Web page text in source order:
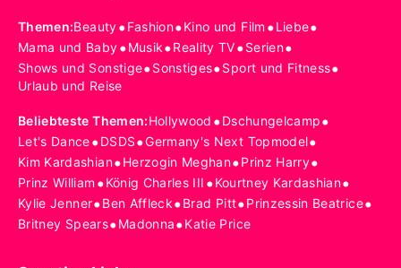
Themen:Beauty•Fashion•Kino und Film •Liebe•
Mama und Baby•Musik•Reality TV•Serien•
Shows und Sonstige•Sonstiges•Sport und Fitness•
Urlaub und Reise
Beliebteste Themen:Hollywood •Dschungelcamp•
Let's Dance•DSDS•Germany's Next Topmodel•
Kim Kardashian•Herzogin Meghan•Prinz Harry•
Prinz William •König Charles III •Kourtney Kardashian•
Kylie Jenner•Ben Affleck•Brad Pitt•Prinzessin Beatrice•
Britney Spears•Madonna•Katie Price